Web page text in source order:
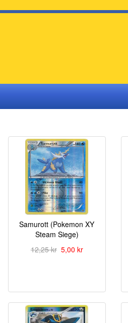
Samurott (Pokemon XY
Steam Siege)
12,25 kr 5,00 kr